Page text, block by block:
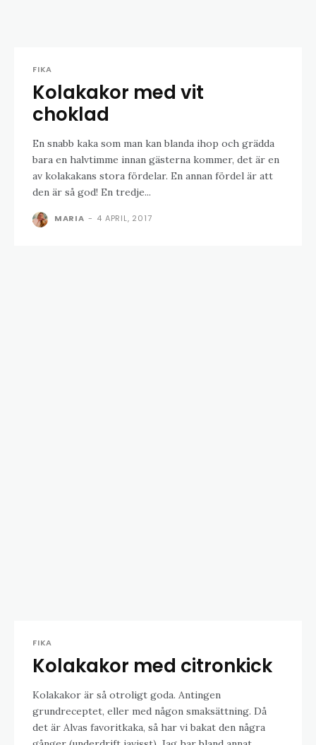
FIKA
Kolakakor med vit
choklad
En snabb kaka som man kan blanda ihop och grädda
bara en halvtimme innan gästerna kommer, det är en
av kolakakans stora fördelar. En annan fördel är att
den är så god! En tredje...
MARIA - 4 APRIL, 2017
FIKA
Kolakakor med citronkick
Kolakakor är så otroligt goda. Antingen
grundreceptet, eller med någon smaksättning. Då
det är Alvas favoritkaka, så har vi bakat den några